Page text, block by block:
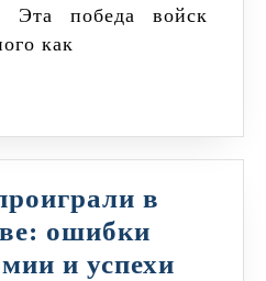
Эта победа войск
как
в
ошибки
и успехи